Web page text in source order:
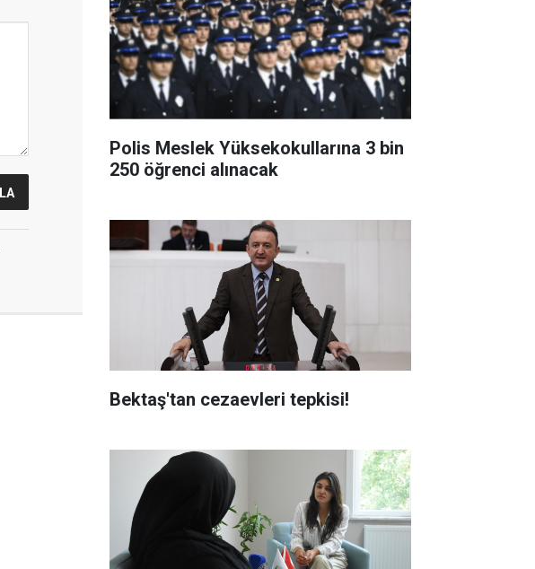
Polis Meslek Yüksekokullarına 3 bin
250 öğrenci alınacak
Bektaş'tan cezaevleri tepkisi!